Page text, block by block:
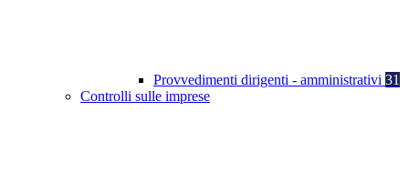
Provvedimenti dirigenti - amministrativi 31
Controlli sulle imprese